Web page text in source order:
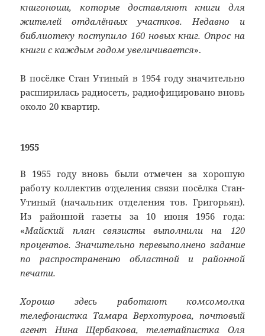
книгоноши, которые доставляют книги для
жителей отдалённых участков. Недавно и
библиотеку поступило 160 новых книг. Опрос на
книги с каждым годом увеличивается».
В посёлке Стан Утиный в 1954 году значительно
расширилась радиосеть, радиофицировано вновь
около 20 квартир.
1955
В 1955 году вновь были отмечен за хорошую
работу коллектив отделения связи посёлка Стан-
Утиный (начальник отделения тов. Григорьян).
Из районной газеты за 10 июня 1956 года:
«Майский план связисты выполнили на 120
процентов. Значительно перевыполнено задание
по распространению областной и районной
печати.
Хорошо здесь работают комсомолка
телефонистка Тамара Верхотурова, почтовый
агент Нина Щербакова, телетайпистка Оля